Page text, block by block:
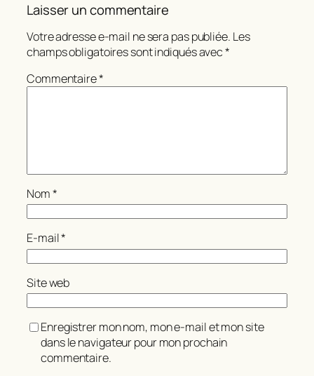
Laisser un commentaire
Votre adresse e-mail ne sera pas publiée. Les
champs obligatoires sont indiqués avec*
Commentaire*
Nom*
E-mail*
Site web
Enregistrer mon nom, mon e-mail et mon site
dans le navigateur pour mon prochain
commentaire.